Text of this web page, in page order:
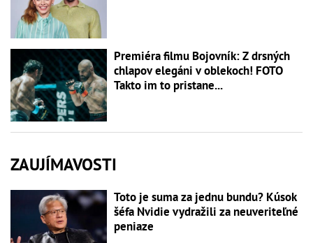
Premiéra filmu Bojovník: Z drsných
chlapov elegáni v oblekoch! FOTO
Takto im to pristane...
ZAUJÍMAVOSTI
Toto je suma za jednu bundu? Kúsok
šéfa Nvidie vydražili za neuveriteľné
peniaze